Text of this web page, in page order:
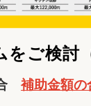
をご検討
補助金額